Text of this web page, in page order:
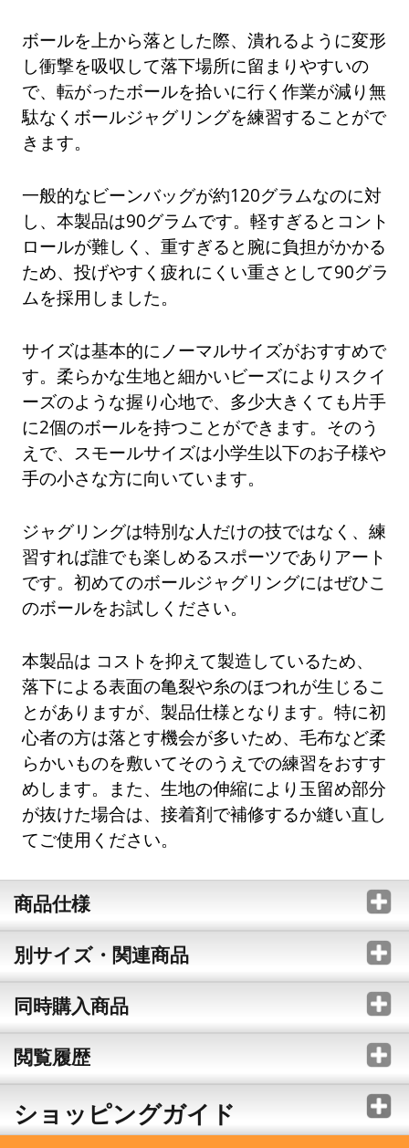
ボールを上から落とした際、潰れるように変形
し衝撃を吸収して落下場所に留まりやすいの
で、転がったボールを拾いに行く作業が減り無
駄なくボールジャグリングを練習することがで
きます。
一般的なビーンバッグが約120グラムなのに対
し、本製品は90グラムです。軽すぎるとコント
ロールが難しく、重すぎると腕に負担がかかる
ため、投げやすく疲れにくい重さとして90グラ
ムを採用しました。
サイズは基本的にノーマルサイズがおすすめで
す。柔らかな生地と細かいビーズによりスクイ
ーズのような握り心地で、多少大きくても片手
に2個のボールを持つことができます。そのう
えで、スモールサイズは小学生以下のお子様や
手の小さな方に向いています。
ジャグリングは特別な人だけの技ではなく、練
習すれば誰でも楽しめるスポーツでありアート
です。初めてのボールジャグリングにはぜひこ
のボールをお試しください。
本製品は コストを抑えて製造しているため、
落下による表面の亀裂や糸のほつれが生じるこ
とがありますが、製品仕様となります。特に初
心者の方は落とす機会が多いため、毛布など柔
らかいものを敷いてそのうえでの練習をおすす
めします。また、生地の伸縮により玉留め部分
が抜けた場合は、接着剤で補修するか縫い直し
てご使用ください。
商品仕様
別サイズ・関連商品
同時購入商品
閲覧履歴
ショッピングガイド